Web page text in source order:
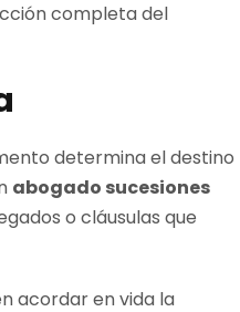
completa del
determina el destino
abogado sucesiones
o cláusulas que
acordar en vida la